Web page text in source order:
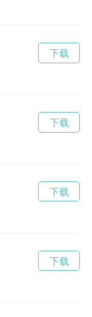
下载
下载
下载
下载